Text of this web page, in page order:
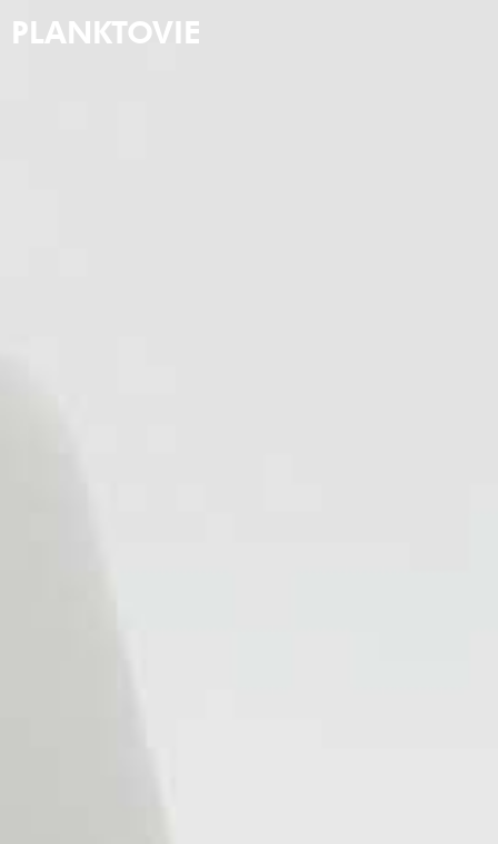
PLANKTOVIE